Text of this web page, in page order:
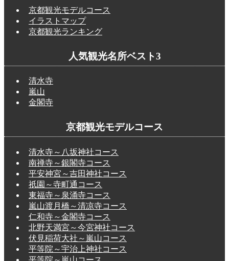
京都観光モデルコース
イラストマップ
京都観光ランキング
人気観光名所ベスト3
清水寺
嵐山
金閣寺
京都観光モデルコース
清水寺～八坂神社コース
南禅寺～銀閣寺コース
平安神宮～吉田神社コース
祇園～寺町通コース
東福寺～泉涌寺コース
嵐山渡月橋～清凉寺コース
仁和寺～金閣寺コース
北野天満宮～今宮神社コース
伏見稲荷大社～嵐山コース
平等院～宇治上神社コース